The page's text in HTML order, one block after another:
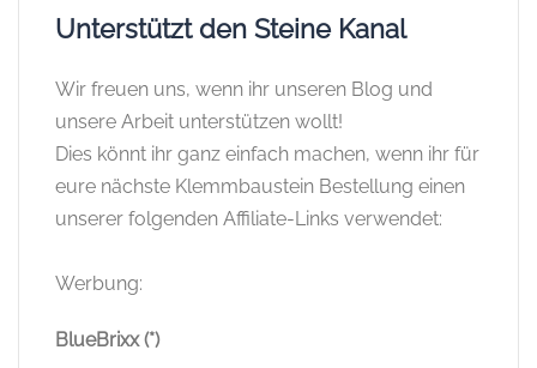
Unterstützt den Steine Kanal
Wir freuen uns, wenn ihr unseren Blog und
unsere Arbeit unterstützen wollt!
Dies könnt ihr ganz einfach machen, wenn ihr für
eure nächste Klemmbaustein Bestellung einen
unserer folgenden Affiliate-Links verwendet:
Werbung:
BlueBrixx (*)